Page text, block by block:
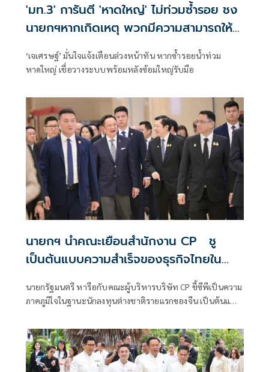
'มท.3' การันตี 'หาดใหญ่' ไม่ท่วมซ้ำรอย ชง
นายกฯหากเกิดเหตุ พวกมีความสามารถให้
บัญชาการที่กทม.
‘เจเศรษฐ์’ มั่นใจแจ้งเตือนล่วงหน้าทัน หากซ้ำรอยน้ำท่วม
หาดใหญ่ เชื่อวางระบบพร้อมหลังซ้อมใหญ่รับมือ
นายกฯ นำคณะเยือนสำนักงาน CP ชู
เป็นต้นแบบความสำเร็จของธุรกิจไทยใน
นายกรัฐมนตรี หารือกับคณะผู้บริหารบริษัท CP ชี้ซีพีเป็นความ
ภาคภูมิใจในฐานะนักลงทุนต่างชาติรายแรกของจีน เป็นต้นแบบ